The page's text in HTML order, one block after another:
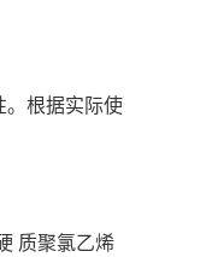
根据实际使
质聚氯乙烯